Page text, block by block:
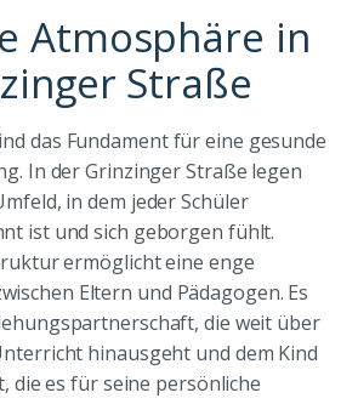
Atmosphäre in
Straße
das Fundament für eine gesunde
In der Grinzinger Straße legen
in dem jeder Schüler
ist und sich geborgen fühlt.
ermöglicht eine enge
Eltern und Pädagogen. Es
die weit über
hinausgeht und dem Kind
die es für seine persönliche